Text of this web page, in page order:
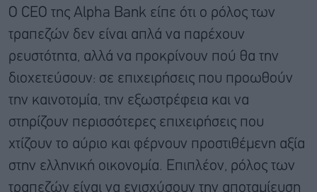
Ο CEO της Alpha Bank είπε ότι ο ρόλος των
τραπεζών δεν είναι απλά να παρέχουν
ρευστότητα, αλλά να προκρίνουν πού θα την
διοχετεύσουν: σε επιχειρήσεις που προωθούν
την καινοτομία, την εξωστρέφεια και να
στηρίζουν περισσότερες επιχειρήσεις που
χτίζουν το αύριο και φέρνουν προστιθέμενη αξία
στην ελληνική οικονομία. Επιπλέον, ρόλος των
τραπεζών είναι να ενισχύσουν την αποταμίευση